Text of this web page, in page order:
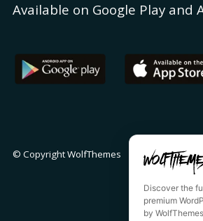
Available on Google Play and
© CopyrightWolfThemes
Discover the
premium
by